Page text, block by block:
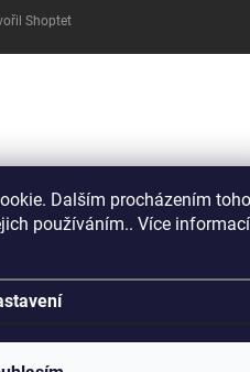
Dalším procházením
používáním.. Více informací
po ČR ZDARMA. U ostatních
po celém ČESKU a
Shoptet